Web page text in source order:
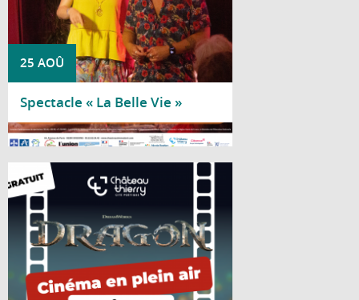
25 AOÛ
Spectacle « La Belle Vie »
Lire la suite
Le château médiéval se transforme en
salle de cinéma à ciel ouvert le temps
d'une soirée estivale, le vendredi 28 août
à 21h30, au château médiéval